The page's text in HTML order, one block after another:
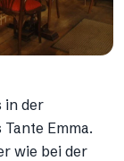
in der
Emma.
wie bei der